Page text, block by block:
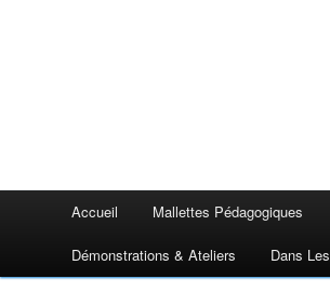
Accueil Mallettes Pédagogiques
Démonstrations & Ateliers Dans